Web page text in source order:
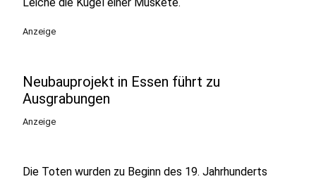
Anzeige
Neubauprojekt in Essen führt zu
Ausgrabungen
Anzeige
Die Toten wurden zu Beginn des 19. Jahrhunderts